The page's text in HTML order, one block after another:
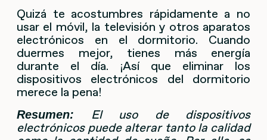
Quizá te acostumbres rápidamente a no
usar el móvil, la televisión y otros aparatos
electrónicos en el dormitorio. Cuando
duermes mejor, tienes más energía
durante el día. ¡Así que eliminar los
dispositivos electrónicos del dormitorio
merece la pena!
Resumen: El uso de dispositivos
electrónicos puede alterar tanto la calidad